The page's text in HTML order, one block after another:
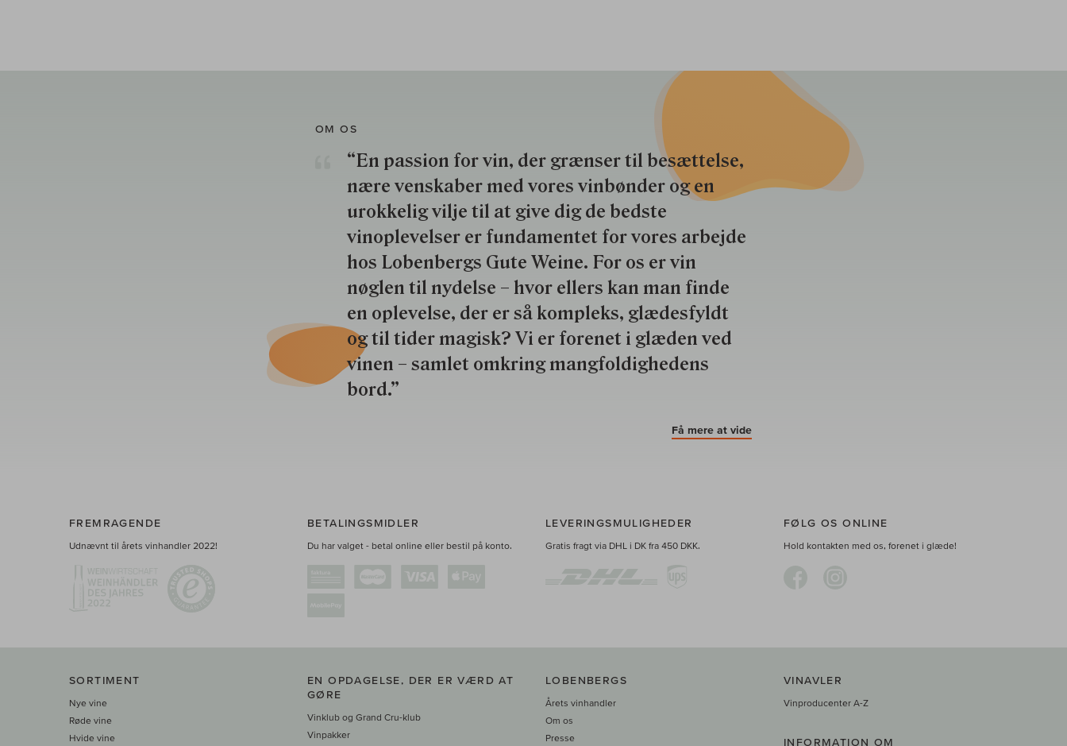
OM OS
“En passion for vin, der grænser til besættelse,
nære venskaber med vores vinbønder og en
urokkelig vilje til at give dig de bedste
vinoplevelser er fundamentet for vores arbejde
hos Lobenbergs Gute Weine. For os er vin
nøglen til nydelse – hvor ellers kan man finde
en oplevelse, der er så kompleks, glædesfyldt
og til tider magisk? Vi er forenet i glæden ved
vinen – samlet omkring mangfoldighedens
bord.”
Få mere at vide
FREMRAGENDE
Udnævnt til årets vinhandler 2022!
BETALINGSMIDLER
Du har valget - betal online eller bestil på konto.
LEVERINGSMULIGHEDER
Gratis fragt via DHL i DK fra 450 DKK.
FØLG OS ONLINE
Hold kontakten med os, forenet i glæde!
SORTIMENT
Nye vine
Røde vine
Hvide vine
EN OPDAGELSE, DER ER VÆRD AT
GØRE
Vinklub og Grand Cru-klub
Vinpakker
LOBENBERGS
Årets vinhandler
Om os
Presse
VINAVLER
Vinproducenter A-Z
INFORMATION OM